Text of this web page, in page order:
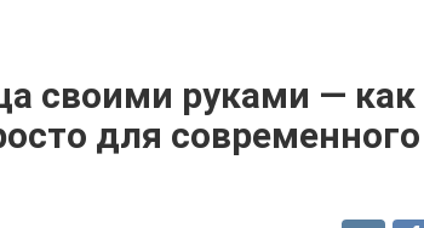
своими руками — как
для